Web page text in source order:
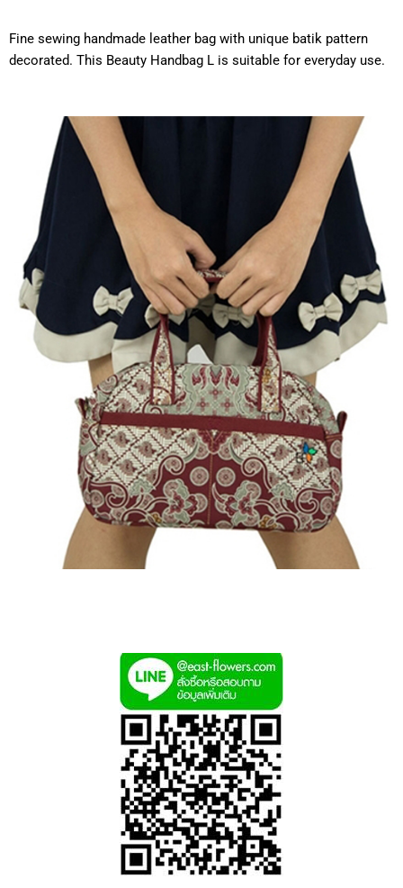
Fine sewing handmade leather bag with unique batik pattern
decorated. This Beauty Handbag L is suitable for everyday use.